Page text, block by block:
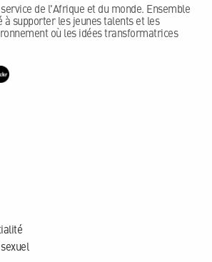
de l'Afrique et du monde. Ensemble
à supporter les jeunes talents et les
où les idées transformatrices